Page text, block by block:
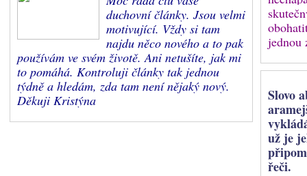
duchovní články. Jsou velmi
motivující. Vždy si tam
najdu něco nového a to pak
používám ve svém životě. Ani netušíte, jak mi
to pomáhá. Kontroluji články tak jednou
týdně a hledám, zda tam není nějaký nový.
Děkuji Kristýna
jednou
Slovo
už je
řeči.